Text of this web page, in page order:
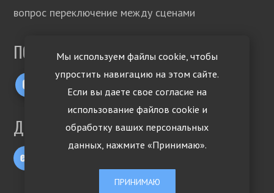
Мы используем файлы cookie, чтобы
упростить навигацию на этом сайте.
Если вы даете свое согласие на
использование файлов cookie и
обработку ваших персональных
данных, нажмите «Принимаю».
ПРИНИМАЮ
вопрос переключение между сценами
ПОДПИСЫВАЙТЕСЬ!
ДРУГИЕ ЯЗЫКИ